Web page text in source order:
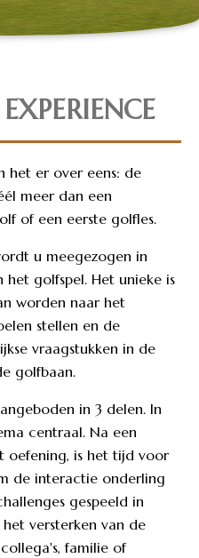
het er over eens: de
meer dan een
of een eerste golfles.
u meegezogen in
het golfspel. Het unieke is
worden naar het
stellen en de
vraagstukken in de
golfbaan.
in 3 delen. In
centraal. Na een
oefening, is het tijd voor
de interactie onderling
gespeeld in
versterken van de
familie of